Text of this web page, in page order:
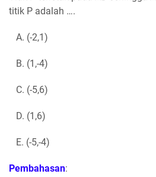
titik P adalah ….
A. (-2,1)
B. (1,-4)
C. (-5,6)
D. (1,6)
E. (-5,-4)
Pembahasan: